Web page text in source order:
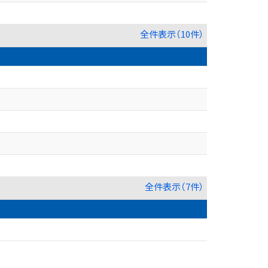
全件表示（10件）
全件表示（7件）